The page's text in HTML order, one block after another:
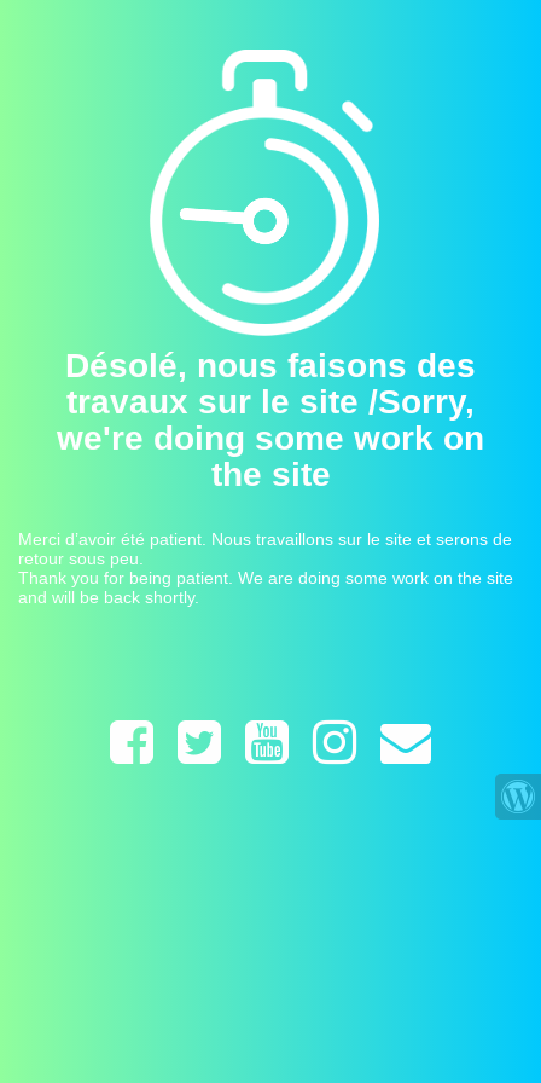
Désolé, nous faisons des
travaux sur le site /Sorry,
we're doing some work on
the site
Merci d’avoir été patient. Nous travaillons sur le site et serons de
retour sous peu.
Thank you for being patient. We are doing some work on the site
and will be back shortly.